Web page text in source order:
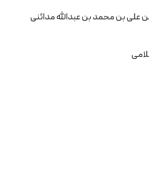
علی بن محمد بن عبدالله مدائنی